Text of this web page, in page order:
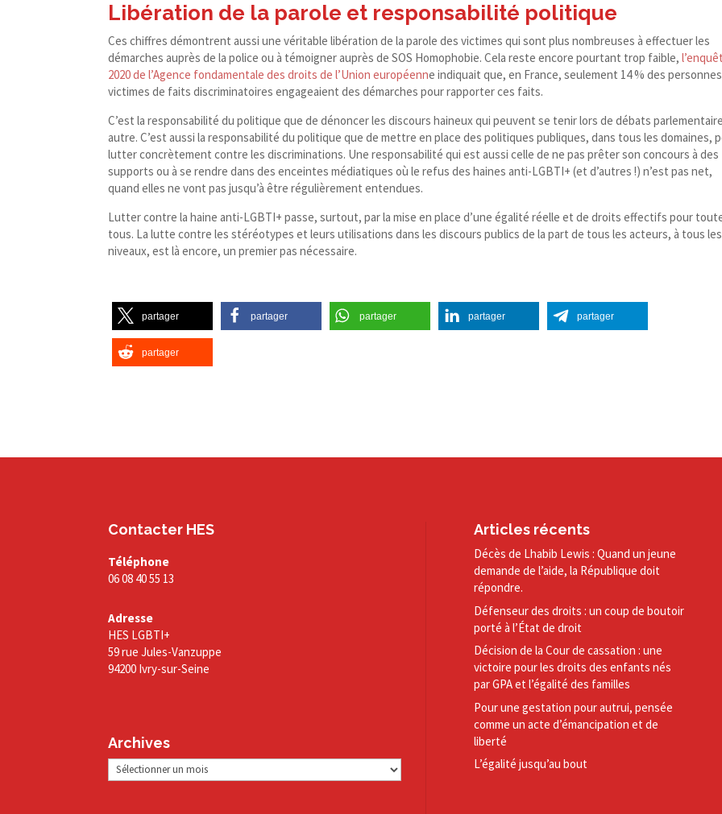
Libération de la parole et responsabilité politique
Ces chiffres démontrent aussi une véritable libération de la parole des victimes qui sont plus nombreuses à effectuer les
démarches auprès de la police ou à témoigner auprès de SOS Homophobie. Cela reste encore pourtant trop faible,
2020 de l’Agence fondamentale des droits de l’Union européenne indiquait que, en France, seulement 14 % des personnes
victimes de faits discriminatoires engageaient des démarches pour rapporter ces faits.
C’est la responsabilité du politique que de dénoncer les discours haineux qui peuvent se tenir lors de débats
autre. C’est aussi la responsabilité du politique que de mettre en place des politiques publiques, dans tous les domaines,
lutter concrètement contre les discriminations. Une responsabilité qui est aussi celle de ne pas prêter son concours à des
supports ou à se rendre dans des enceintes médiatiques où le refus des haines anti-​LGBTI+ (et d’autres !) n’est pas net,
quand elles ne vont pas jusqu’à être régulièrement entendues.
Lutter contre la haine anti-​LGBTI+ passe, surtout, par la mise en place d’une égalité réelle et de droits effectifs pour
tous. La lutte contre les stéréotypes et leurs utilisations dans les discours publics de la part de tous les acteurs, à tous les
niveaux, est là encore, un premier pas nécessaire.
partager partager partager partager partager
partager
Contacter HES
Téléphone
06 08 40 55 13
Adresse
HES LGBTI+
59 rue Jules-Vanzuppe
94200 Ivry-sur-Seine
Archives
Archives
Articles récents
Décès de Lhabib Lewis : Quand un jeune
demande de l’aide, la République doit
répondre.
Défenseur des droits : un coup de boutoir
porté à l’État de droit
Décision de la Cour de cassation : une
victoire pour les droits des enfants nés
par GPA et l’égalité des familles
Pour une gestation pour autrui, pensée
comme un acte d’émancipation et de
liberté
L’égalité jusqu’au bout